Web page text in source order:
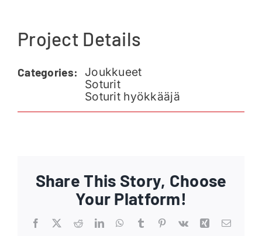
Historia
Ajankohtaista
Project Details
Categories:
Joukkueet
Soturit
Soturit hyökkääjä
Share This Story, Choose
Your Platform!
Facebook RedditLinkedInWhatsApp
Tumblr Pinterest
Vk XingEmail